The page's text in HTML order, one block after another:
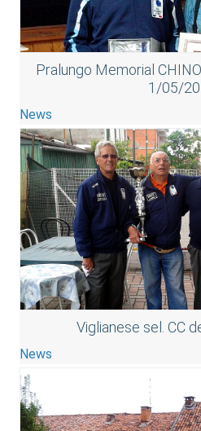
Pralungo Memorial
1/05/
News
Viglianese sel. CC
News